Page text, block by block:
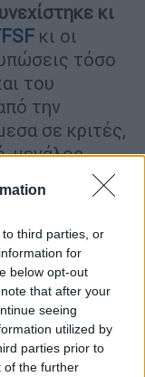
third parties, or
for
below opt-out
that after your
seeing
utilized by
parties prior to
of the further
κι
κι οι
τόσο
του
την
σε κριτές,
μεγάλος
υπέροχα τον
Boyle
που
που
Μπρεάζου .Η
σκηνή και